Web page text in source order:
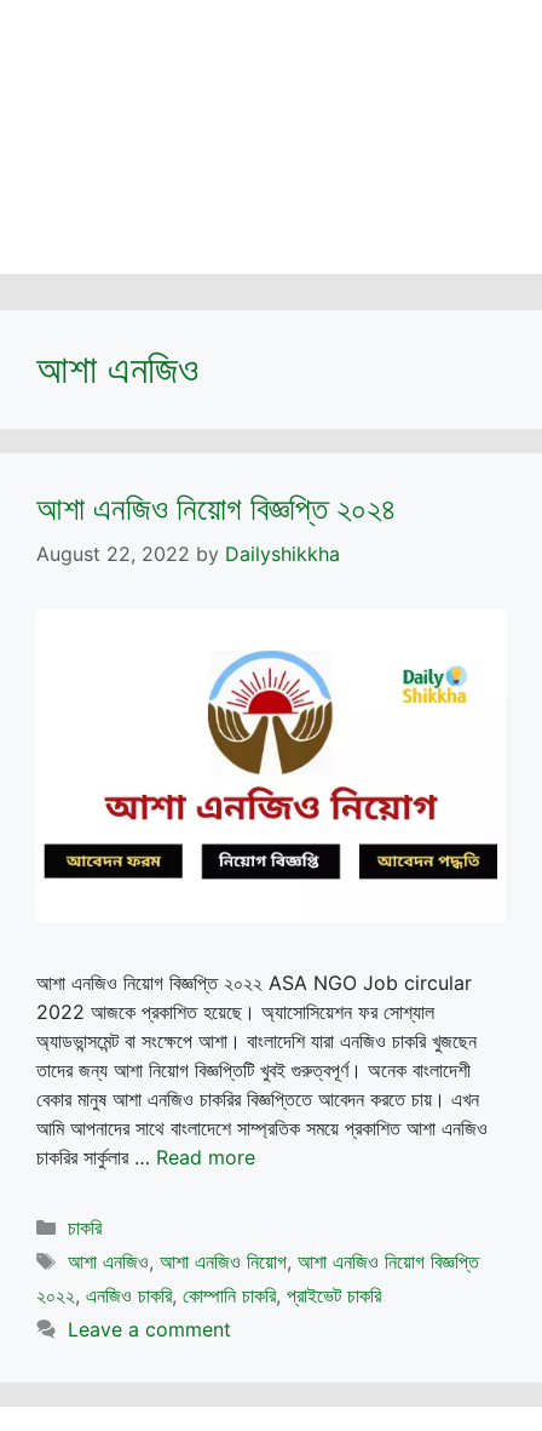
আশা এনজিও
আশা এনজিও নিয়োগ বিজ্ঞপ্তি ২০২৪
August 22, 2022 by Dailyshikkha
আশা এনজিও নিয়োগ বিজ্ঞপ্তি ২০২২ ASA NGO Job circular
2022 আজকে প্রকাশিত হয়েছে। অ্যাসোসিয়েশন ফর সোশ্যাল
অ্যাডভান্সমেন্ট বা সংক্ষেপে আশা। বাংলাদেশি যারা এনজিও চাকরি খুজছেন
তাদের জন্য আশা নিয়োগ বিজ্ঞপ্তিটি খুবই গুরুত্বপূর্ণ। অনেক বাংলাদেশী
বেকার মানুষ আশা এনজিও চাকরির বিজ্ঞপ্তিতে আবেদন করতে চায়। এখন
আমি আপনাদের সাথে বাংলাদেশে সাম্প্রতিক সময়ে প্রকাশিত আশা এনজিও
চাকরির সার্কুলার … Read more
Categories
চাকরি
Tags
আশা এনজিও, আশা এনজিও নিয়োগ, আশা এনজিও নিয়োগ বিজ্ঞপ্তি
২০২২, এনজিও চাকরি, কোম্পানি চাকরি, প্রাইভেট চাকরি
Leave a comment